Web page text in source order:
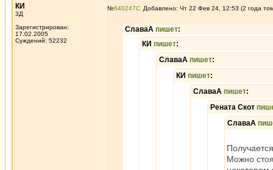
КИ
3Д
Зарегистрирован:
17.02.2005
Суждений: 52232
№640247 Добавлено: Чт 22 Фев 24, 12:53 (2 года
СлаваА пишет:
КИ пишет:
СлаваА пишет:
КИ пишет:
СлаваА пишет:
Рената Скот
СлаваА
Можно